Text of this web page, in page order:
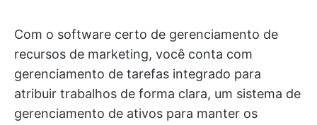
Com o software certo de gerenciamento de
recursos de marketing, você conta com
gerenciamento de tarefas integrado para
atribuir trabalhos de forma clara, um sistema de
gerenciamento de ativos para manter os